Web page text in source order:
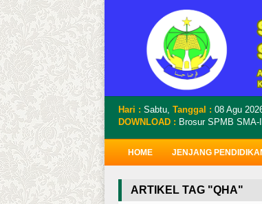
Hari : Sabtu, Tanggal : 08 Agu
DOWNLOAD : Brosur SPMB SMA-
HOME JENJANG
ARTIKEL TAG "QHA"